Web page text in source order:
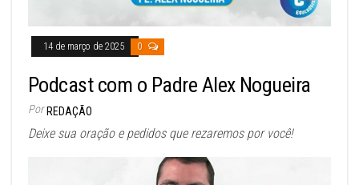
14 de março de 2025 0
Podcast com o Padre Alex Nogueira
Por REDAÇÃO
Deixe sua oração e pedidos que rezaremos por você!